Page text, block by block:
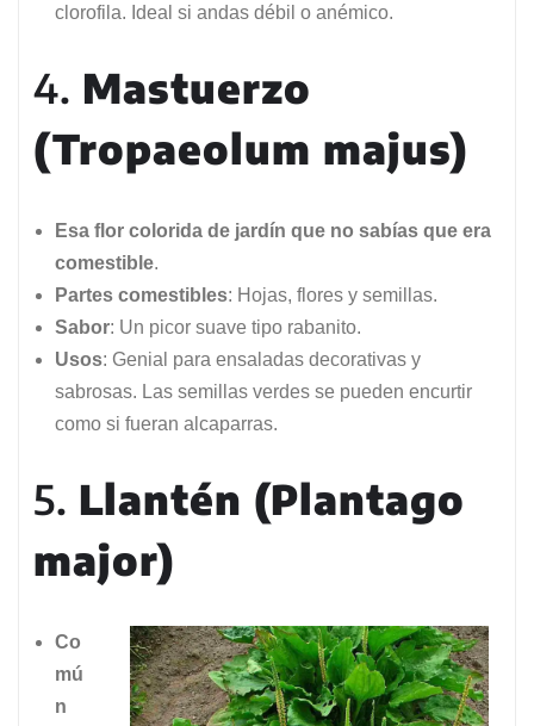
clorofila. Ideal si andas débil o anémico.
4. Mastuerzo
(Tropaeolum majus)
Esa flor colorida de jardín que no sabías que era
comestible.
Partes comestibles: Hojas, flores y semillas.
Sabor: Un picor suave tipo rabanito.
Usos: Genial para ensaladas decorativas y
sabrosas. Las semillas verdes se pueden encurtir
como si fueran alcaparras.
5. Llantén (Plantago
major)
Co
mú
n